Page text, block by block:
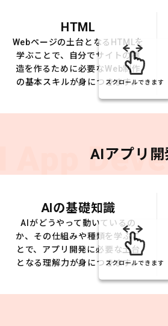
HTML
Webページの土台となるHTMLを
学ぶことで、自分でサイトの構
造を作るために必要なWeb制作
の基本スキルが身につきます。
スクロールできます
App AIアプリ開
AIの基礎知識
AIがどうやって動いているの
か、その仕組みや種類を学ぶこ
とで、アプリ開発に必要な土台
となる理解力が身につきます。
スクロールできます